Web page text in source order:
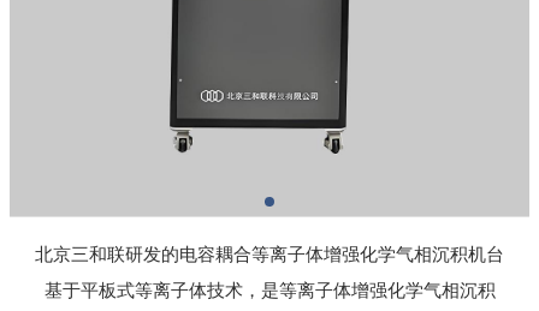
北京三和联研发的电容耦合等离子体增强化学气相沉积机台
基于平板式等离子体技术，是等离子体增强化学气相沉积